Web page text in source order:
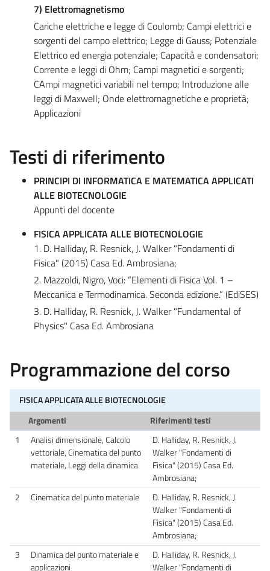
7) Elettromagnetismo
Cariche elettriche e legge di Coulomb; Campi elettrici e
sorgenti del campo elettrico; Legge di Gauss; Potenziale
Elettrico ed energia potenziale; Capacità e condensatori;
Corrente e leggi di Ohm; Campi magnetici e sorgenti;
CAmpi magnetici variabili nel tempo; Introduzione alle
leggi di Maxwell; Onde elettromagnetiche e proprietà;
Applicazioni
Testi di riferimento
PRINCIPI DI INFORMATICA E MATEMATICA APPLICATI
ALLE BIOTECNOLOGIE
Appunti del docente
FISICA APPLICATA ALLE BIOTECNOLOGIE
1. D. Halliday, R. Resnick, J. Walker "Fondamenti di
Fisica" (2015) Casa Ed. Ambrosiana;
2. Mazzoldi, Nigro, Voci: “Elementi di Fisica Vol. 1 –
Meccanica e Termodinamica. Seconda edizione.” (EdiSES)
3. D. Halliday, R. Resnick, J. Walker "Fundamental of
Physics" Casa Ed. Ambrosiana
Programmazione del corso
FISICA APPLICATA ALLE BIOTECNOLOGIE
Argomenti
Riferimenti testi
1
Analisi dimensionale, Calcolo
vettoriale, Cinematica del punto
materiale, Leggi della dinamica
D. Halliday, R. Resnick, J.
Walker "Fondamenti di
Fisica" (2015) Casa Ed.
Ambrosiana;
2
Cinematica del punto materiale
D. Halliday, R. Resnick, J.
Walker "Fondamenti di
Fisica" (2015) Casa Ed.
Ambrosiana;
3
Dinamica del punto materiale e
applicazioni
D. Halliday, R. Resnick, J.
Walker "Fondamenti di